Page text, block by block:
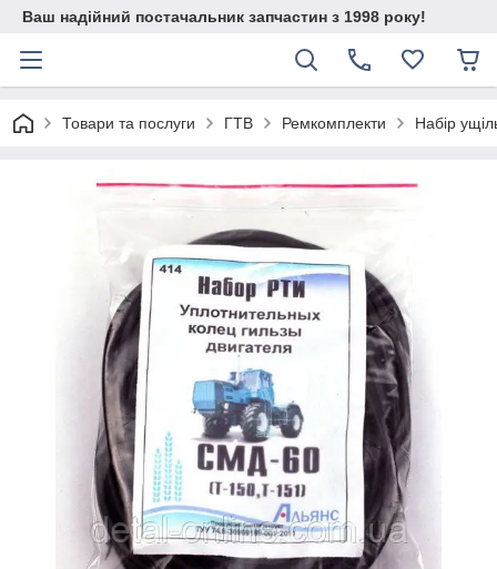
Ваш надійний постачальник запчастин з 1998 року!
Товари та послуги ГТВ Ремкомплекти Набір